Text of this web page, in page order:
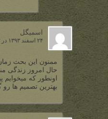
اسمیگل
۲۴ اسفند ۱۳۹۳ در ۱:۵۳ ق٫ظ
ممنون این بحث
حال امروز زندگی
اونطور که میخوایم
بهترین تصمیم ها